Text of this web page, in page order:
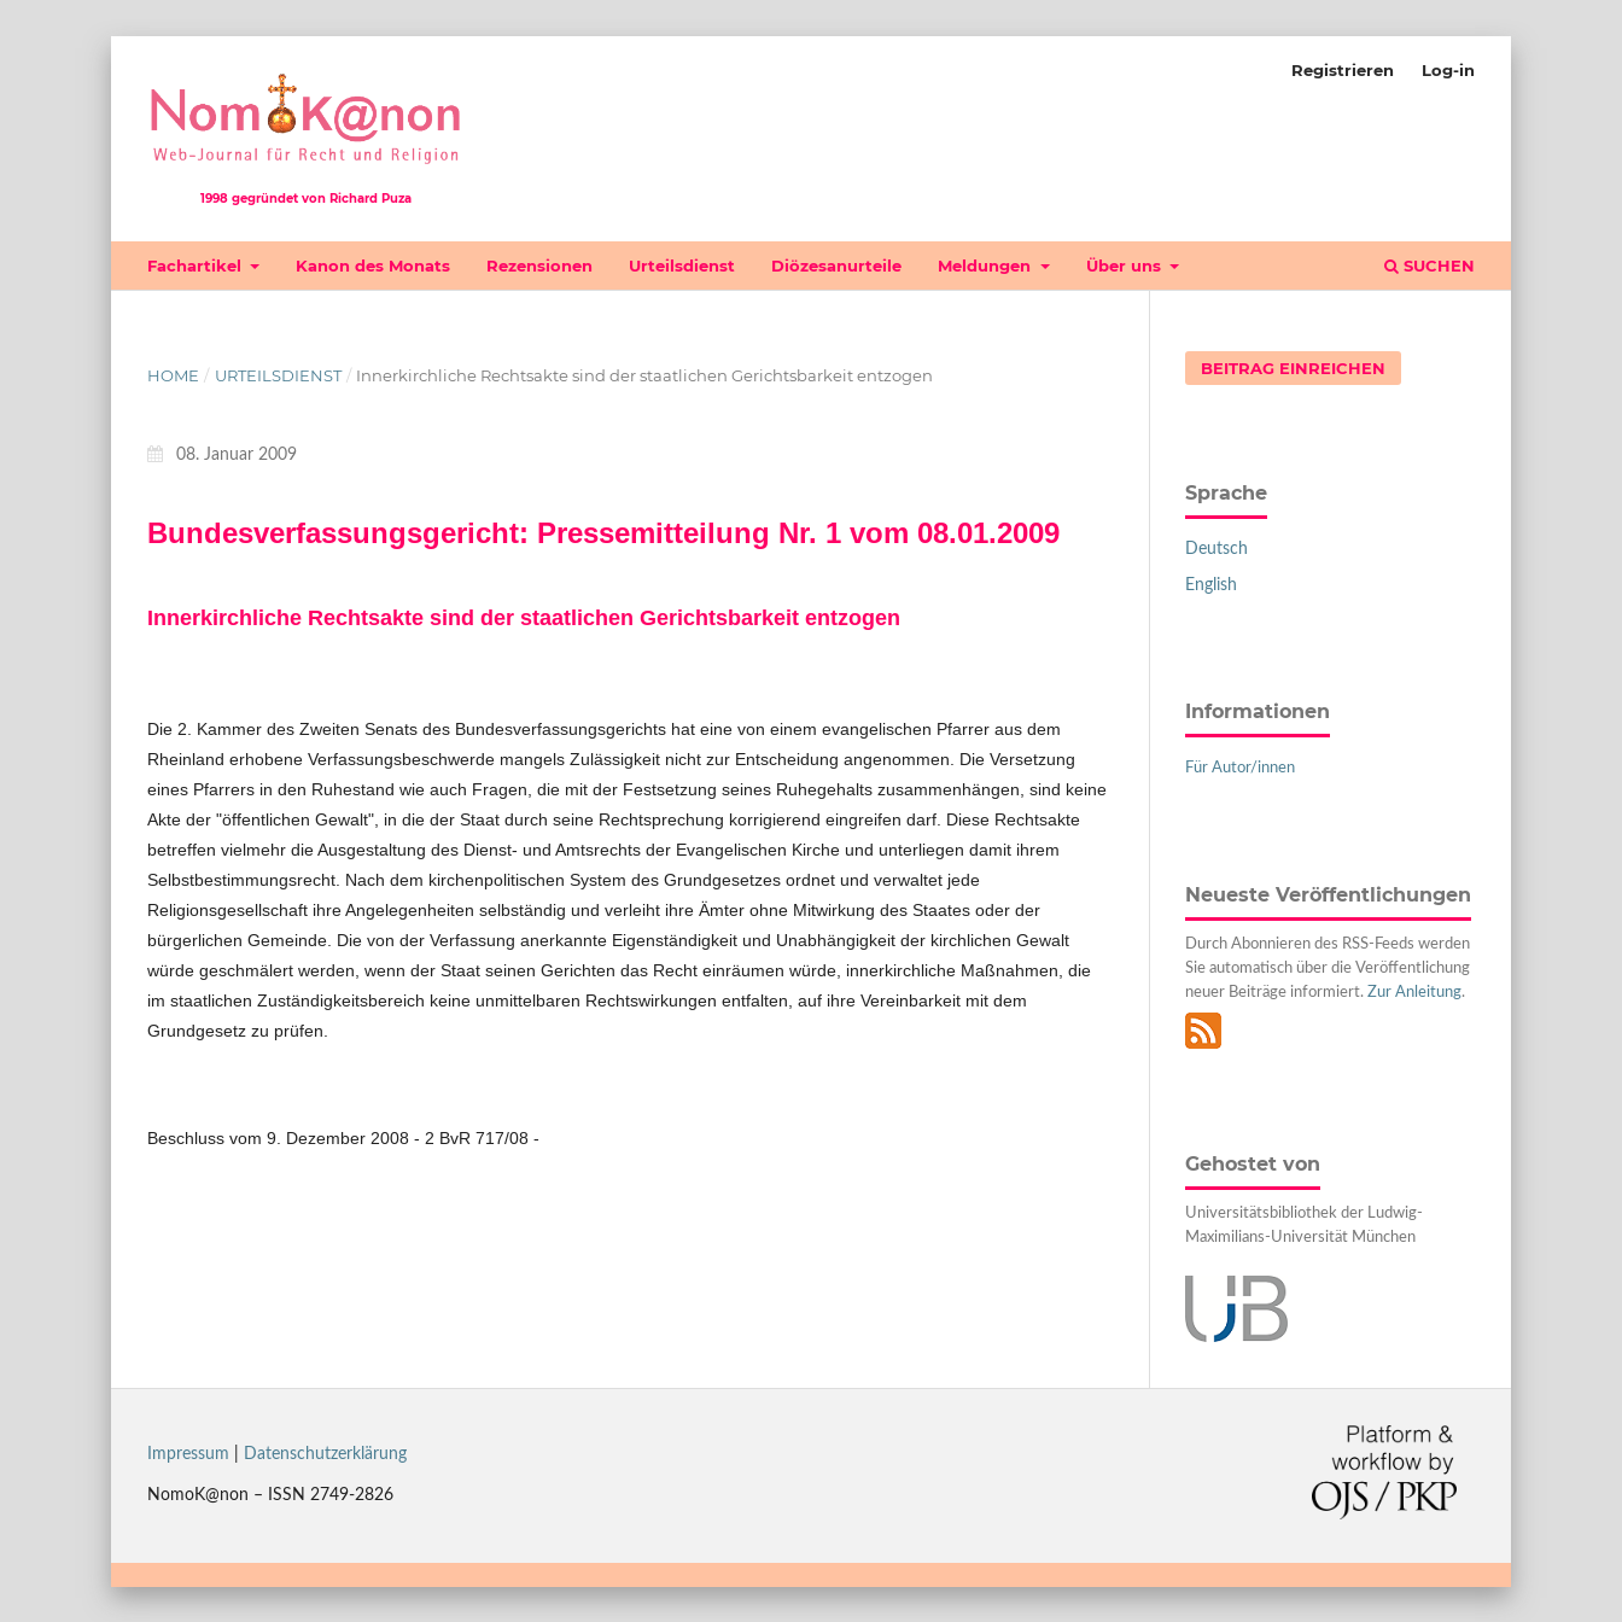
1998 gegründet von Richard Puza
Fachartikel Kanon des Monats Rezensionen Urteilsdienst Diözesanurteile Meldungen Über uns SUCHEN
Registrieren Log-in
HOME / URTEILSDIENST / Innerkirchliche Rechtsakte sind der staatlichen Gerichtsbarkeit entzogen
08. Januar 2009
Bundesverfassungsgericht: Pressemitteilung Nr. 1 vom 08.01.2009
Innerkirchliche Rechtsakte sind der staatlichen Gerichtsbarkeit entzogen
Die 2. Kammer des Zweiten Senats des Bundesverfassungsgerichts hat eine von einem evangelischen Pfarrer aus dem
Rheinland erhobene Verfassungsbeschwerde mangels Zulässigkeit nicht zur Entscheidung angenommen. Die Versetzung
eines Pfarrers in den Ruhestand wie auch Fragen, die mit der Festsetzung seines Ruhegehalts zusammenhängen, sind keine
Akte der "öffentlichen Gewalt", in die der Staat durch seine Rechtsprechung korrigierend eingreifen darf. Diese Rechtsakte
betreffen vielmehr die Ausgestaltung des Dienst- und Amtsrechts der Evangelischen Kirche und unterliegen damit ihrem
Selbstbestimmungsrecht. Nach dem kirchenpolitischen System des Grundgesetzes ordnet und verwaltet jede
Religionsgesellschaft ihre Angelegenheiten selbständig und verleiht ihre Ämter ohne Mitwirkung des Staates oder der
bürgerlichen Gemeinde. Die von der Verfassung anerkannte Eigenständigkeit und Unabhängigkeit der kirchlichen Gewalt
würde geschmälert werden, wenn der Staat seinen Gerichten das Recht einräumen würde, innerkirchliche Maßnahmen, die
im staatlichen Zuständigkeitsbereich keine unmittelbaren Rechtswirkungen entfalten, auf ihre Vereinbarkeit mit dem
Grundgesetz zu prüfen.
Beschluss vom 9. Dezember 2008 - 2 BvR 717/08 -
BEITRAG EINREICHEN
Sprache
Deutsch
English
Informationen
Für Autor/innen
Neueste Veröffentlichungen
Durch Abonnieren des RSS-Feeds werden
Sie automatisch über die Veröffentlichung
neuer Beiträge informiert. Zur Anleitung.
Gehostet von
Universitätsbibliothek der Ludwig-
Maximilians-Universität München
Impressum Datenschutzerklärung
NomoK@non – ISSN 2749-2826